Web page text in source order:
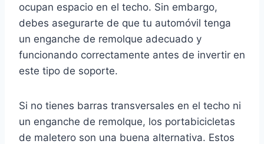
ocupan espacio en el techo. Sin embargo,
debes asegurarte de que tu automóvil tenga
un enganche de remolque adecuado y
funcionando correctamente antes de invertir en
este tipo de soporte.
Si no tienes barras transversales en el techo ni
un enganche de remolque, los portabicicletas
de maletero son una buena alternativa. Estos